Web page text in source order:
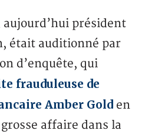
président
était auditionné par
d’enquête, qui
frauduleuse de
Amber Gold en
affaire dans la